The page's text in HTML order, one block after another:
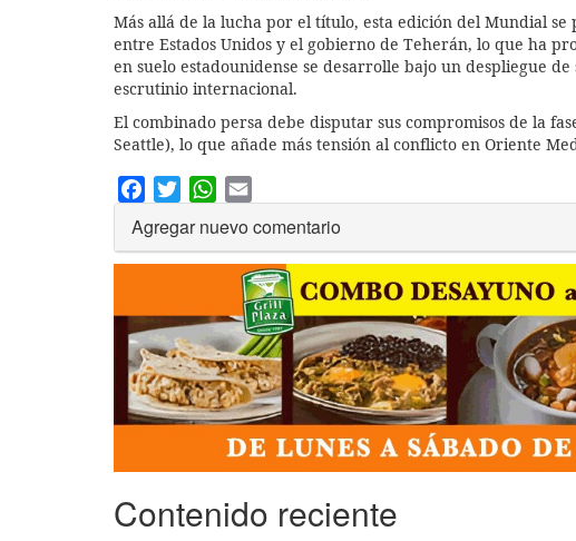
Más allá de la lucha por el título, esta edición del Mundial se
entre Estados Unidos y el gobierno de Teherán, lo que ha
en suelo estadounidense se desarrolle bajo un despliegue
escrutinio internacional.
El combinado persa debe disputar sus compromisos de la
Seattle), lo que añade más tensión al conflicto en Oriente
Facebook
TwitterWhatsApp
Agregar nuevo comentario
Contenido reciente